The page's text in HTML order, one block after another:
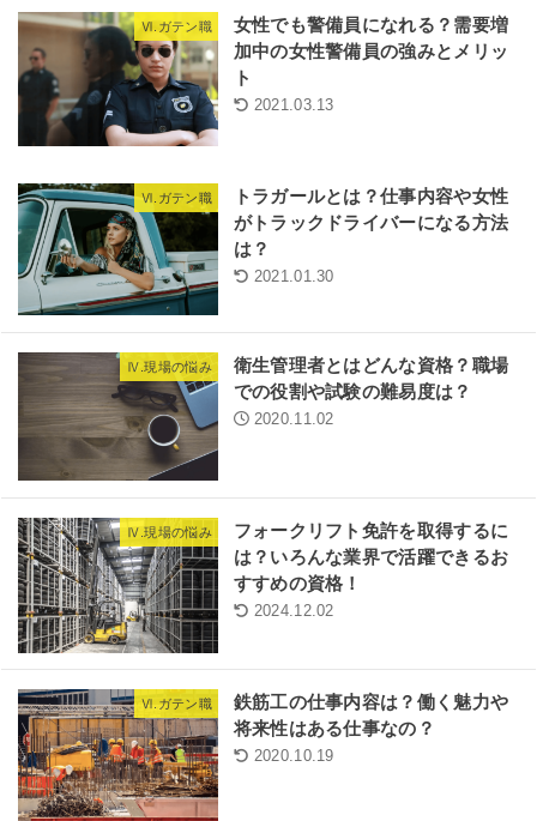
Ⅵ.ガテン職
女性でも警備員になれる？需要増
加中の女性警備員の強みとメリッ
ト
2021.03.13
Ⅵ.ガテン職
トラガールとは？仕事内容や女性
がトラックドライバーになる方法
は？
2021.01.30
Ⅳ.現場の悩み
衛生管理者とはどんな資格？職場
での役割や試験の難易度は？
2020.11.02
Ⅳ.現場の悩み
フォークリフト免許を取得するに
は？いろんな業界で活躍できるお
すすめの資格！
2024.12.02
Ⅵ.ガテン職
鉄筋工の仕事内容は？働く魅力や
将来性はある仕事なの？
2020.10.19